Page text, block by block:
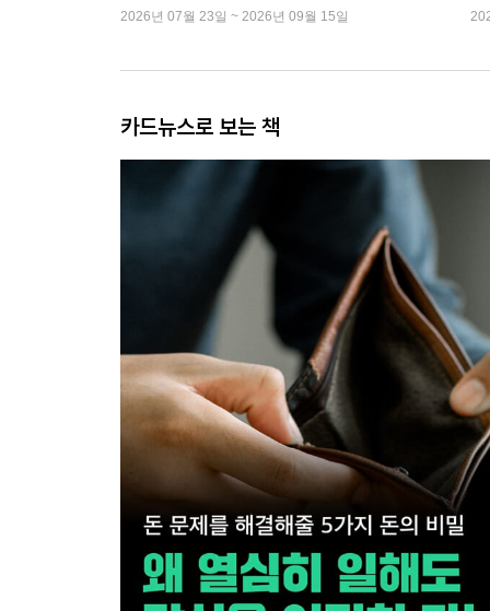
2026년 07월 23일 ~ 2026년 09월 15일
카드뉴스로 보는 책